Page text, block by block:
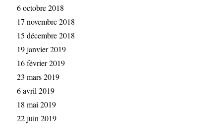
6 octobre 2018
17 novembre 2018
15 décembre 2018
19 janvier 2019
16 février 2019
23 mars 2019
6 avril 2019
18 mai 2019
22 juin 2019